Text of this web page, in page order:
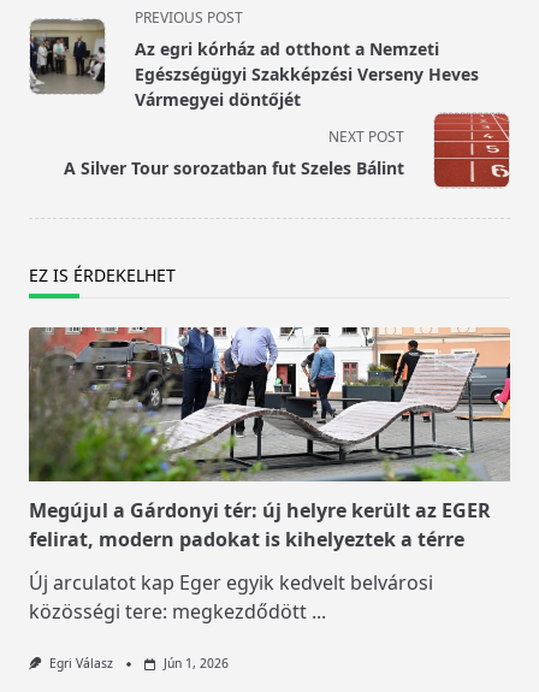
<span
class="nav-
subtitle
screen-
text">Page</span>
PREVIOUS POST
Az egri kórház ad otthont a Nemzeti
Egészségügyi Szakképzési Verseny Heves
Vármegyei döntőjét
NEXT POST
A Silver Tour sorozatban fut Szeles Bálint
EZ IS ÉRDEKELHET
Megújul a Gárdonyi tér: új helyre került az EGER
felirat, modern padokat is kihelyeztek a térre
Új arculatot kap Eger egyik kedvelt belvárosi
közösségi tere: megkezdődött ...
Egri Válasz Jún 1, 2026